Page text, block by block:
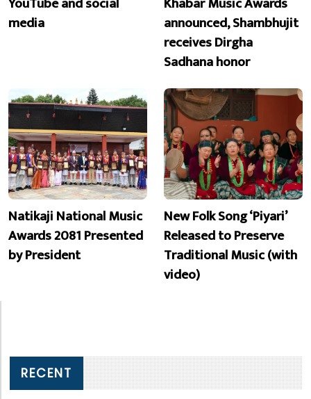
media
announced, Shambhujit
receives Dirgha
Sadhana honor
Natikaji National Music
Awards 2081 Presented
by President
New Folk Song ‘Piyari’
Released to Preserve
Traditional Music (with
video)
RECENT